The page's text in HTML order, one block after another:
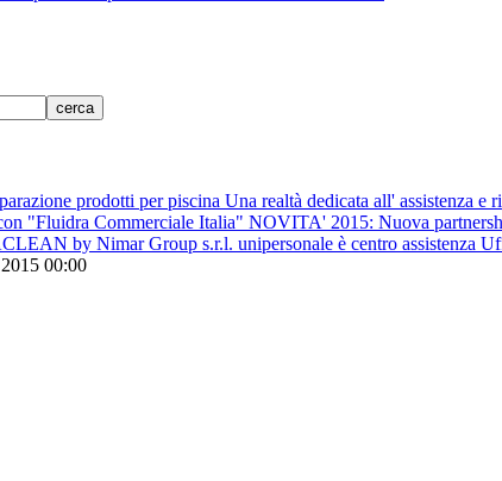
Una realtà dedicata all' assistenza e
NOVITA' 2015: Nuova
00:00